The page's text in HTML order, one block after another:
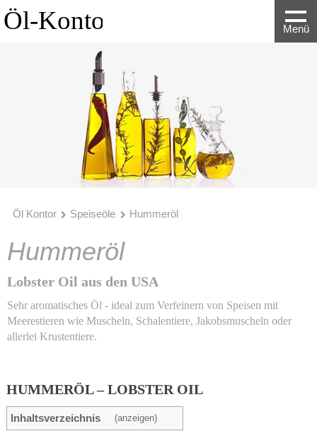
Menü
Öl Kontor Speiseöle Hummeröl
Hummeröl
Lobster Oil aus den USA
Sehr aromatisches Öl - ideal zum Verfeinern von Speisen mit
Meerestieren wie Muscheln, Schalentiere, Jakobsmuscheln oder
allerlei Krustentiere.
HUMMERÖL – LOBSTER OIL
Inhaltsverzeichnis (anzeigen)